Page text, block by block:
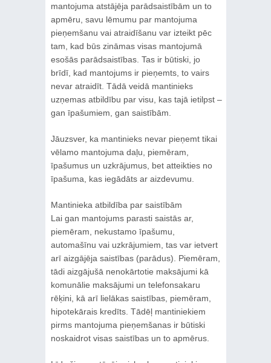
mantojuma atstājēja parādsaistībām un to
apmēru, savu lēmumu par mantojuma
pieņemšanu vai atraidīšanu var izteikt pēc
tam, kad būs zināmas visas mantojumā
esošās parādsaistības. Tas ir būtiski, jo
brīdī, kad mantojums ir pieņemts, to vairs
nevar atraidīt. Tādā veidā mantinieks
uzņemas atbildību par visu, kas tajā ietilpst –
gan īpašumiem, gan saistībām.
Jāuzsver, ka mantinieks nevar pieņemt tikai
vēlamo mantojuma daļu, piemēram,
īpašumus un uzkrājumus, bet atteikties no
īpašuma, kas iegādāts ar aizdevumu.
Mantinieka atbildība par saistībām
Lai gan mantojums parasti saistās ar,
piemēram, nekustamo īpašumu,
automašīnu vai uzkrājumiem, tas var ietvert
arī aizgājēja saistības (parādus). Piemēram,
tādi aizgājušā nenokārtotie maksājumi kā
komunālie maksājumi un telefonsakaru
rēķini, kā arī lielākas saistības, piemēram,
hipotekārais kredīts. Tādēļ mantiniekiem
pirms mantojuma pieņemšanas ir būtiski
noskaidrot visas saistības un to apmērus.